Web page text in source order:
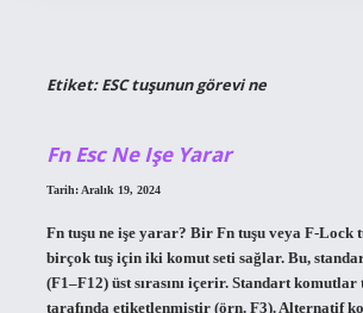
Etiket:ESC tuşunun görevi ne
Fn Esc Ne Işe Yarar
Tarih: Aralık 19, 2024
Fn tuşu ne işe yarar? Bir Fn tuşu veya F-Lock
birçok tuş için iki komut seti sağlar. Bu,
(F1–F12) üst sırasını içerir. Standart komutlar
tarafında etiketlenmiştir (örn. F3). Alternatif